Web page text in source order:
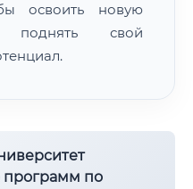
освоить новую
поднять свой
программ по